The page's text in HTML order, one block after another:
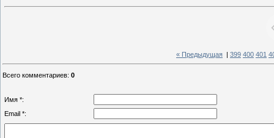
« Предыдущая 399 400 401
Всего комментариев: 0
Имя *:
Email *: